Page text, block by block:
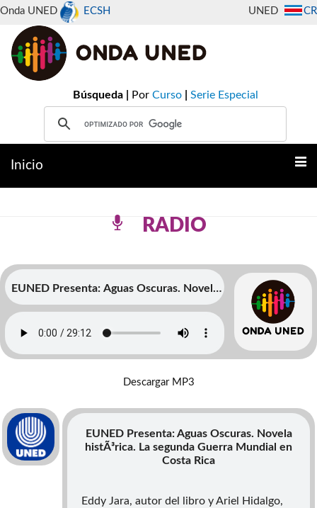
Onda UNED ECSH CR
UNED
Búsqueda | Por Curso Serie Especial
Inicio
RADIO
EUNED Presenta: Aguas Oscuras. Novela
histÃ³rica. La segunda Guerra Mundial en
Costa Rica
Descargar MP3
EUNED Presenta: Aguas Oscuras. Novela
histÃ³rica. La segunda Guerra Mundial en
Costa Rica
Eddy Jara, autor del libro y Ariel Hidalgo,